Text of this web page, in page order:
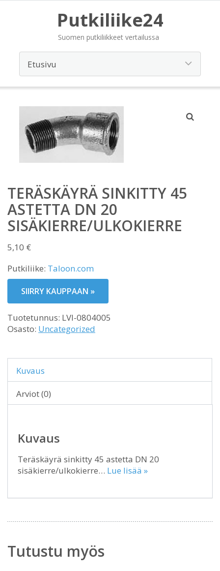
Putkiliike24
Suomen putkiliikkeet vertailussa
TERÄSKÄYRÄ SINKITTY 45
ASTETTA DN 20
SISÄKIERRE/ULKOKIERRE
5,10 €
Putkiliike: Taloon.com
SIIRRY KAUPPAAN »
Tuotetunnus: LVI-0804005
Osasto: Uncategorized
Kuvaus
Arviot (0)
Kuvaus
Teräskäyrä sinkitty 45 astetta DN 20
sisäkierre/ulkokierre… Lue lisää »
Tutustu myös